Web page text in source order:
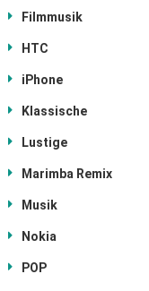
Filmmusik
HTC
iPhone
Klassische
Lustige
Marimba Remix
Musik
Nokia
POP